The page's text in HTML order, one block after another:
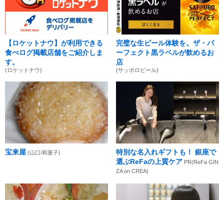
【ロケットナウ】が利用できる
食べログ掲載店舗をご紹介しま
す。
(ロケットナウ)
完璧な生ビール体験を。ザ・パ
ーフェクト黒ラベルが飲めるお
店
(サッポロビール)
宝来屋 (山口/和菓子)
特別な名入れギフトも！ 銀座で
選ぶReFaの上質ケア PR(ReFa GIN
ZA on CREA)